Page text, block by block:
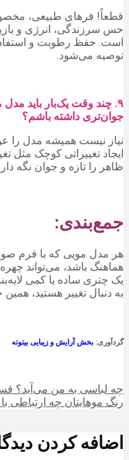
قطعاً! فرهای طبیعی،
حس سرزندگی، انرژی و
است. حفظ رطوبت و
توصیه می‌شود.
۹. چند وقت یک‌بار باید
جوان‌تری داشته باشم؟
ایجاد تغییراتی کوچک مثل
ظاهر را تازه و جوان نگه
جمع‌بندی:
هر مدل مویی که با فرم
هماهنگ باشد، می‌تواند
یک چتری ساده یا کمی
به دنبال تغییر هستید،
گردآوری: بخش آرایش و زیبایی بیتوته
چه لباسی به من
رنگ موهایتان چه ارتباطی
اضافه کردن